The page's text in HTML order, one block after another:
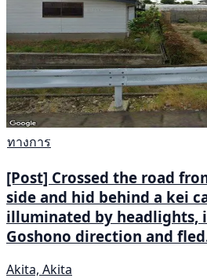
ทางการ
[Post] Crossed the road
side and hid behind a kei
illuminated by headlights,
Goshono direction and
Akita, Akita